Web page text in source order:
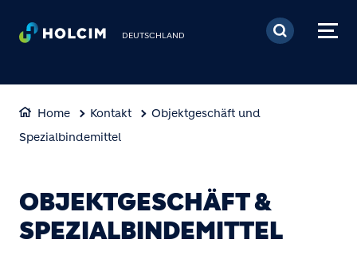
Direkt zum Inhalt
DEUTSCHLAND
Home Kontakt
Objektgeschäft und
Spezialbindemittel
OBJEKTGESCHÄFT &
SPEZIALBINDEMITTEL